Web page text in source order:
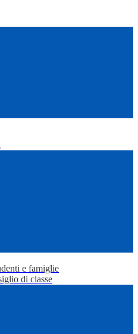
e famiglie
di classe